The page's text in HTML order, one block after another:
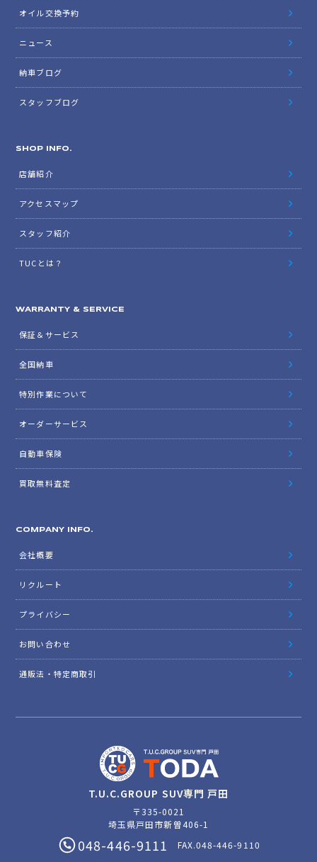
オイル交換予約
ニュース
納車ブログ
スタッフブログ
SHOP INFO.
店舗紹介
アクセスマップ
スタッフ紹介
TUCとは？
WARRANTY & SERVICE
保証＆サービス
全国納車
特別作業について
オーダーサービス
自動車保険
買取無料査定
COMPANY INFO.
会社概要
リクルート
プライバシー
お問い合わせ
通販法・特定商取引
T.U.C.GROUP SUV専門 戸田
〒335-0021
埼玉県戸田市新曽406-1
048-446-9111
FAX.048-446-9110